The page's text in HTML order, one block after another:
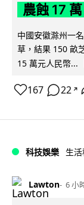
農蝕 17
中國安徽滁州一
草，結果 150 畝
15 萬元人民幣...
167 22 ↗
科技娛樂 生
Lawton 6 小